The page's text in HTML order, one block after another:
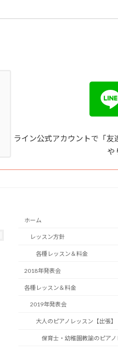
ライン公式アカウントで「
や
ホーム
レッスン方針
各種レッスン＆料金
2018年発表会
各種レッスン＆料金
2019年発表会
大人のピアノレッスン【出張】
保育士・幼稚園教諭のピアノ